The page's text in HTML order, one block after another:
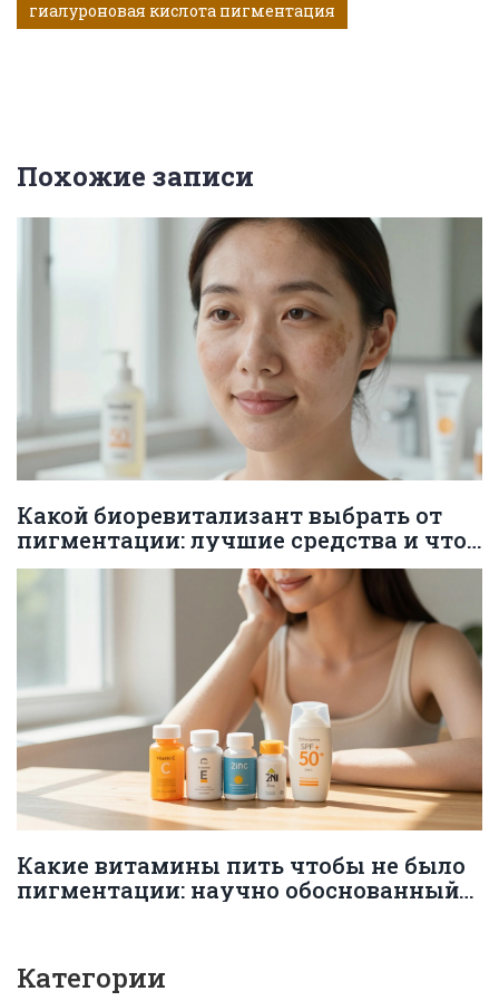
гиалуроновая кислота пигментация
Похожие записи
Какой биоревитализант выбрать от
пигментации: лучшие средства и что
важно знать
Какие витамины пить чтобы не было
пигментации: научно обоснованный
Категории